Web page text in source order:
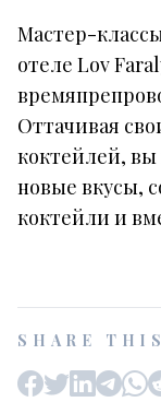
Мастер-
отеле Lov
Оттачивая
коктейлей, вы
новые вкусы,
коктейли и
SHARE